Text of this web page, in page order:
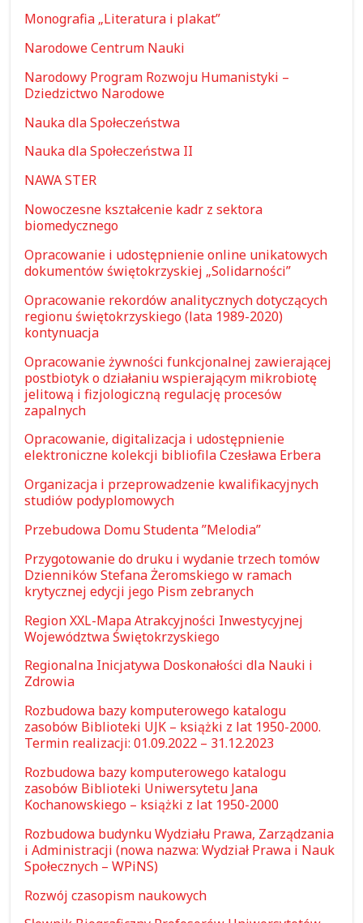
Monografia „Literatura i plakat”
Narodowe Centrum Nauki
Narodowy Program Rozwoju Humanistyki –
Dziedzictwo Narodowe
Nauka dla Społeczeństwa
Nauka dla Społeczeństwa II
NAWA STER
Nowoczesne kształcenie kadr z sektora
biomedycznego
Opracowanie i udostępnienie online unikatowych
dokumentów świętokrzyskiej „Solidarności”
Opracowanie rekordów analitycznych dotyczących
regionu świętokrzyskiego (lata 1989-2020)
kontynuacja
Opracowanie żywności funkcjonalnej zawierającej
postbiotyk o działaniu wspierającym mikrobiotę
jelitową i fizjologiczną regulację procesów
zapalnych
Opracowanie, digitalizacja i udostępnienie
elektroniczne kolekcji bibliofila Czesława Erbera
Organizacja i przeprowadzenie kwalifikacyjnych
studiów podyplomowych
Przebudowa Domu Studenta ”Melodia”
Przygotowanie do druku i wydanie trzech tomów
Dzienników Stefana Żeromskiego w ramach
krytycznej edycji jego Pism zebranych
Region XXL-Mapa Atrakcyjności Inwestycyjnej
Województwa Świętokrzyskiego
Regionalna Inicjatywa Doskonałości dla Nauki i
Zdrowia
Rozbudowa bazy komputerowego katalogu
zasobów Biblioteki UJK – książki z lat 1950-2000.
Termin realizacji: 01.09.2022 – 31.12.2023
Rozbudowa bazy komputerowego katalogu
zasobów Biblioteki Uniwersytetu Jana
Kochanowskiego – książki z lat 1950-2000
Rozbudowa budynku Wydziału Prawa, Zarządzania
i Administracji (nowa nazwa: Wydział Prawa i Nauk
Społecznych – WPiNS)
Rozwój czasopism naukowych